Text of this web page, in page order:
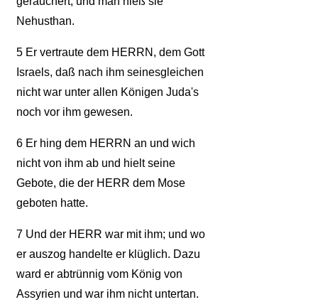
Nehusthan.
5Er vertraute dem HERRN, dem Gott
Israels, daß nach ihm seinesgleichen
nicht war unter allen Königen Juda's
noch vor ihm gewesen.
6Er hing dem HERRN an und wich
nicht von ihm ab und hielt seine
Gebote, die der HERR dem Mose
geboten hatte.
7Und der HERR war mit ihm; und wo
er auszog handelte er klüglich. Dazu
ward er abtrünnig vom König von
Assyrien und war ihm nicht untertan.